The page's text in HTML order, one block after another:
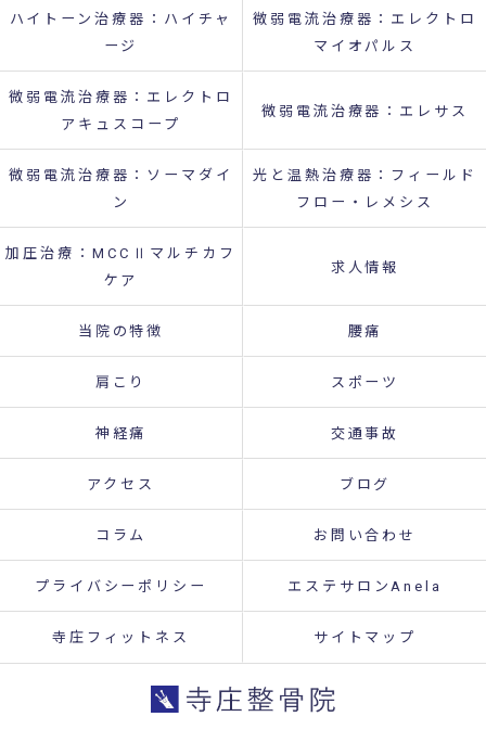
ハイトーン治療器：ハイチャ
ージ
微弱電流治療器：エレクトロ
マイオパルス
微弱電流治療器：エレクトロ
アキュスコープ
微弱電流治療器：エレサス
微弱電流治療器：ソーマダイ
ン
光と温熱治療器：フィールド
フロー・レメシス
加圧治療：MCCⅡマルチカフ
ケア
求人情報
当院の特徴 腰痛
肩こり スポーツ
神経痛 交通事故
アクセス ブログ
コラム お問い合わせ
プライバシーポリシー エステサロンAnela
寺庄フィットネス サイトマップ